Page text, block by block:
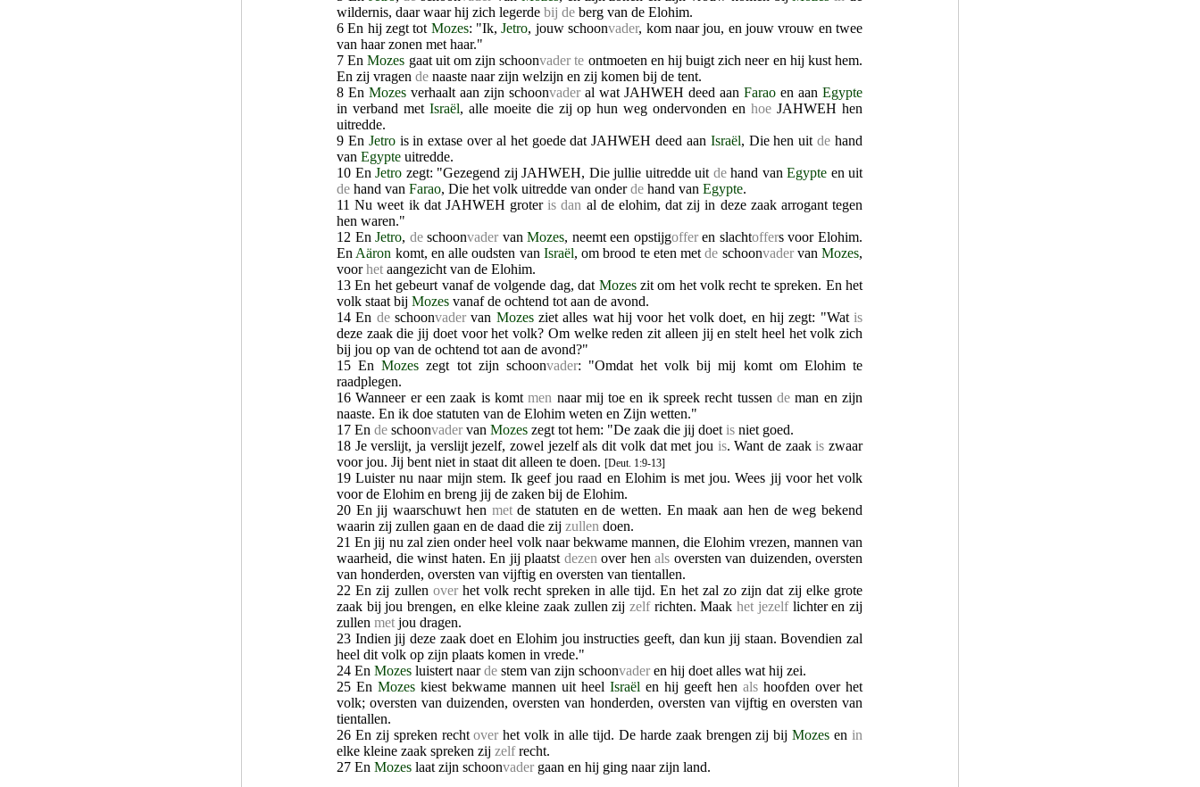
wildernis, daar waar hij zich legerde bij de berg van de Elohim.
6 En hij zegt tot Mozes: "Ik,Jetro, jouw schoonvader, kom naar jou, en jouw vrouw en twee
van haar zonen met haar."
7 EnMozes gaat uit om zijn schoonvader te ontmoeten en hij buigt zich neer en hij kust hem.
En zij vragen de naaste naar zijn welzijn en zij komen bij de tent.
8 En Mozes verhaalt aan zijn schoonvader al wat JAHWEH deed aan Farao en aan Egypte
in verband met Israël, alle moeite die zij op hun weg ondervonden enhoe JAHWEH hen
uitredde.
9 En Jetrois in extase over al het goede dat JAHWEH deed aan Israël, Die hen uitde hand
van Egypte uitredde.
10 En Jetro zegt: "Gezegend zij JAHWEH, Die jullie uitredde uit dehand van Egypte en uit
de hand van Farao, Die het volk uitredde van onderde hand van Egypte.
11 Nu weet ik dat JAHWEH groter is dan al de elohim, dat zij in deze zaak arrogant tegen
hen waren."
12 EnJetro, deschoonvader vanMozes, neemt een opstijgofferen slachtoffers voor Elohim.
En Aäron komt, en alle oudsten van Israël, om brood te eten metde schoonvadervan Mozes,
voorhet aangezicht van de Elohim.
13 En het gebeurt vanaf de volgende dag, dat Mozeszit om het volk recht te spreken. En het
volk staat bij Mozes vanaf de ochtend tot aan de avond.
14 En deschoonvader van Mozesziet alles wat hij voor het volk doet, en hij zegt: "Wat is
deze zaak die jij doet voor het volk? Om welke reden zit alleen jij en stelt heel het volk zich
bij jou op van de ochtend tot aan de avond?"
15 EnMozes zegt tot zijn schoonvader: "Omdat het volk bij mij komt om Elohim te
raadplegen.
16 Wanneer er een zaak is komtmen naar mij toe en ik spreek recht tussende man en zijn
naaste. En ik doe statuten van de Elohim weten en Zijn wetten."
17 En de schoonvader van Mozes zegt tot hem: "De zaak die jij doet is niet goed.
18 Je verslijt, ja verslijt jezelf, zowel jezelf als dit volk dat met jou is. Want de zaak is zwaar
voor jou. Jij bent niet in staat dit alleen te doen. [Deut. 1:9-13]
19 Luister nu naar mijn stem. Ik geef jou raad en Elohim is met jou. Wees jij voor het volk
voor de Elohim en breng jij de zaken bij de Elohim.
20 En jij waarschuwt hen metde statuten en de wetten. En maak aan hen de weg bekend
waarin zij zullen gaan en de daad die zij zullen doen.
21 En jij nu zal zien onder heel volk naar bekwame mannen, die Elohim vrezen, mannen van
waarheid, die winst haten. En jij plaatst dezen over hen als oversten van duizenden, oversten
van honderden, oversten van vijftig en oversten van tientallen.
22 En zij zullen overhet volk recht spreken in alle tijd. En het zal zo zijn dat zij elke grote
zaak bij jou brengen, en elke kleine zaak zullen zijzelfrichten. Maakhet jezelflichter en zij
zullen met jou dragen.
23 Indien jij deze zaak doet en Elohim jou instructies geeft, dan kun jij staan. Bovendien zal
heel dit volk op zijn plaats komen in vrede."
24 En Mozes luistert naarde stem van zijn schoonvader en hij doet alles wat hij zei.
25 En Mozes kiest bekwame mannen uit heel Israël en hij geeft hen als hoofden over het
volk; oversten van duizenden, oversten van honderden, oversten van vijftig en oversten van
tientallen.
26 En zij spreken rechtover het volk in alle tijd. De harde zaak brengen zij bijMozes en in
elke kleine zaak spreken zij zelfrecht.
27 En Mozes laat zijn schoonvader gaan en hij ging naar zijn land.